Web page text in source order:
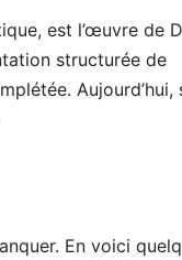
est l’œuvre de
structurée de
Aujourd’hui,
En voici